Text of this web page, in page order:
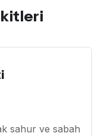
sahur ve sabah